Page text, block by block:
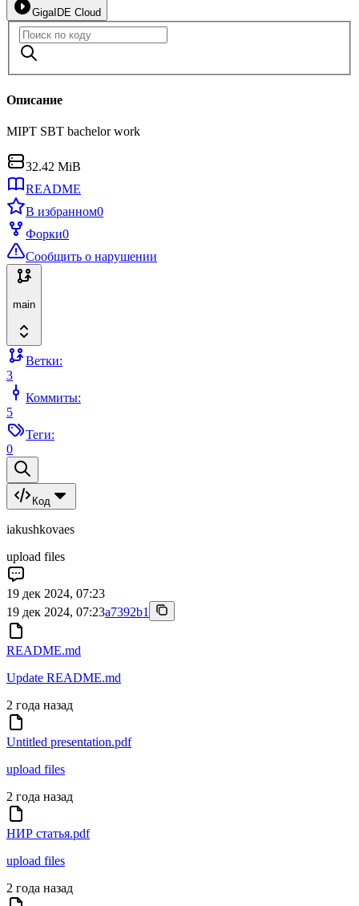
GigaIDE Cloud
Описание
MIPT SBT bachelor work
32.42 MiB
README
В избранном0
Форки0
Сообщить о нарушении
main
Ветки:
3
Коммиты:
5
Теги:
0
Код
iakushkovaes
upload files
19 дек 2024, 07:23
19 дек 2024, 07:23a7392b1
README.md
Update README.md
2 года назад
Untitled presentation.pdf
upload files
2 года назад
НИР статья.pdf
upload files
2 года назад